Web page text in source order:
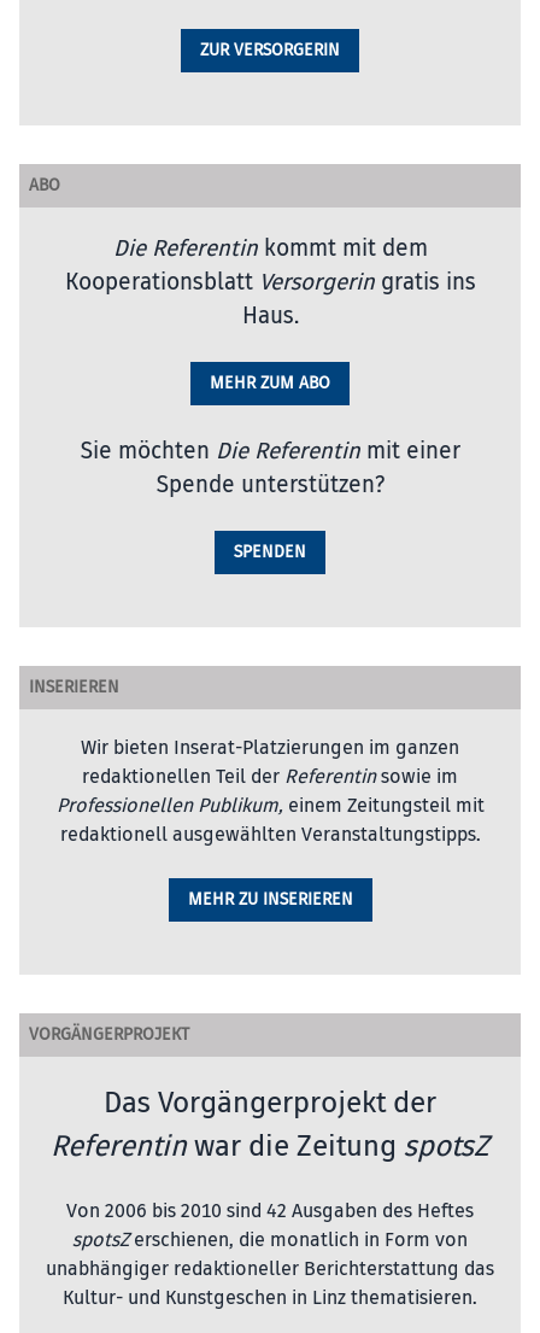
ZUR VERSORGERIN
ABO
Die Referentinkommt mit dem
Kooperationsblatt Versorgeringratis ins
Haus.
MEHR ZUM ABO
Sie möchten Die Referentinmit einer
Spende unterstützen?
SPENDEN
INSERIEREN
Wir bieten Inserat-Platzierungen im ganzen
redaktionellen Teil der Referentinsowie im
Professionellen Publikum, einem Zeitungsteil mit
redaktionell ausgewählten Veranstaltungstipps.
MEHR ZU INSERIEREN
VORGÄNGERPROJEKT
Das Vorgängerprojekt der
Referentinwar die Zeitung spotsZ
Von 2006 bis 2010 sind 42 Ausgaben des Heftes
spotsZerschienen, die monatlich in Form von
unabhängiger redaktioneller Berichterstattung das
Kultur- und Kunstgeschen in Linz thematisieren.